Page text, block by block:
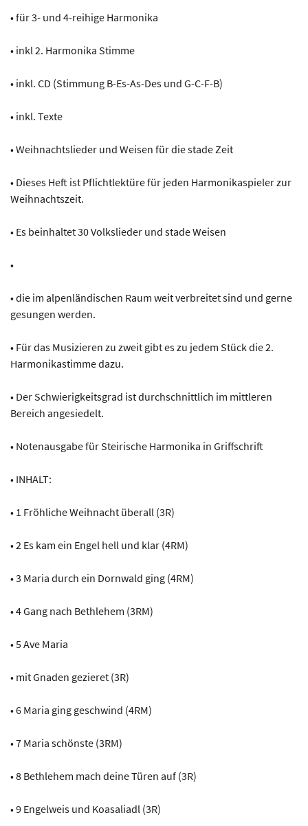
• für 3- und 4-reihige Harmonika
• inkl 2. Harmonika Stimme
• inkl. CD (Stimmung B-Es-As-Des und G-C-F-B)
• inkl. Texte
• Weihnachtslieder und Weisen für die stade Zeit
• Dieses Heft ist Pflichtlektüre für jeden Harmonikaspieler zur
Weihnachtszeit.
• Es beinhaltet 30 Volkslieder und stade Weisen
•
• die im alpenländischen Raum weit verbreitet sind und gerne
gesungen werden.
• Für das Musizieren zu zweit gibt es zu jedem Stück die 2.
Harmonikastimme dazu.
• Der Schwierigkeitsgrad ist durchschnittlich im mittleren
Bereich angesiedelt.
• Notenausgabe für Steirische Harmonika in Griffschrift
• INHALT:
• 1 Fröhliche Weihnacht überall (3R)
• 2 Es kam ein Engel hell und klar (4RM)
• 3 Maria durch ein Dornwald ging (4RM)
• 4 Gang nach Bethlehem (3RM)
• 5 Ave Maria
• mit Gnaden gezieret (3R)
• 6 Maria ging geschwind (4RM)
• 7 Maria schönste (3RM)
• 8 Bethlehem mach deine Türen auf (3R)
• 9 Engelweis und Koasaliadl (3R)